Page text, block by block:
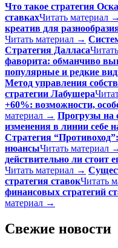
Что такое стратегия
ставкахЧитать материал →
креатив для
Читать материал →
Стратегия Далласа
фаворита: обманчиво
популярные и редкие
Метод управления
стратегии Лабушера
+60%: возможности,
материал → Прогрузы на
изменения в линии себе
Стратегия
нюансыЧитать материал
действительно ли стоит
Читать материал →
стратегия ставокЧитать
финансовых стратегий
материал →
Свежие новости